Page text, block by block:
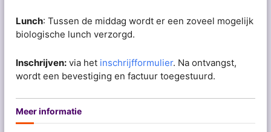
Lunch: Tussen de middag wordt er een zoveel mogelijk
biologische lunch verzorgd.
Inschrijven: via het inschrijfformulier. Na ontvangst,
wordt een bevestiging en factuur toegestuurd.
Meer informatie